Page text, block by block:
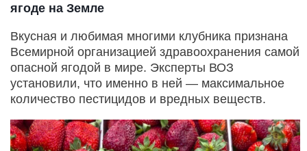
ягоде на Земле
Вкусная и любимая многими клубника признана
Всемирной организацией здравоохранения самой
опасной ягодой в мире. Эксперты ВОЗ
установили, что именно в ней — максимальное
количество пестицидов и вредных веществ.